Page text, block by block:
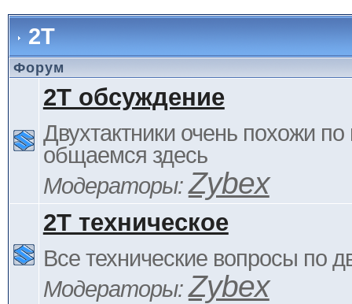
2Т
Форум
2Т обсуждение
Двухтактники очень похожи по
общаемся здесь
Модераторы:Zybex
2Т техническое
Все технические вопросы по
Модераторы:Zybex